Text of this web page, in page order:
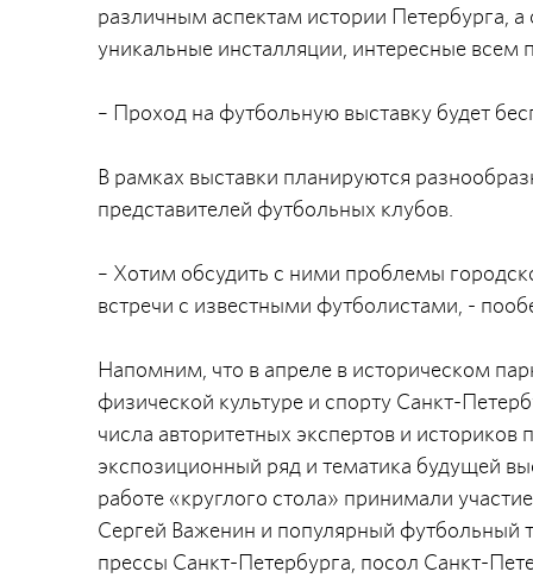
различным аспектам истории Петербурга,
уникальные инсталляции, интересные всем
– Проход на футбольную выставку будет
В рамках выставки планируются
представителей футбольных клубов.
– Хотим обсудить с ними проблемы
встречи с известными футболистами, -
Напомним, что в апреле в историческом
физической культуре и спорту Санкт-
числа авторитетных экспертов и
экспозиционный ряд и тематика будущей
работе «круглого стола» принимали
Сергей Важенин и популярный футбольный
прессы Санкт-Петербурга, посол Санкт-